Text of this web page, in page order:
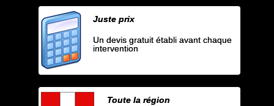
Juste prix
Un devis gratuit établi avant chaque
intervention
Toute la région